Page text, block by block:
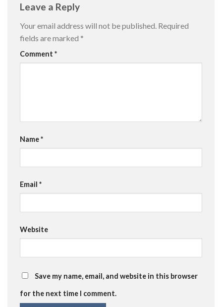
Leave a Reply
Your email address will not be published. Required
fields are marked *
Comment *
Name*
Email *
Website
Save my name, email, and website in this browser
for the next time I comment.